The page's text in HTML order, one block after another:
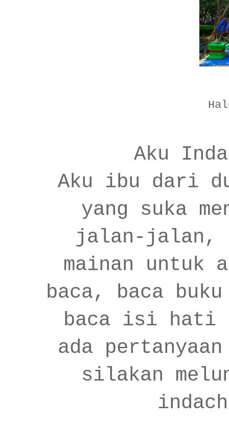
Aku
Aku ibu dari
yang suka
jalan-jalan,
mainan untuk
baca, baca
baca isi hati
ada
silakan